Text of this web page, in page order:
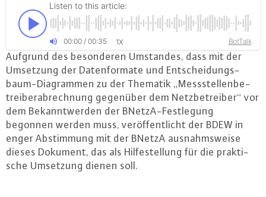
Listen to this article:
00:00/ 00:35 1X BotTalk
Aufgrund des be­son­de­ren Umstandes, dass mit der
Umsetzung der Da­ten­for­ma­te und Ent­schei­dungs­
baum-Dia­gram­men zu der Thematik „Mess­stel­len­be­
trei­be­r­ab­rech­nung gegenüber dem Netz­be­trei­ber“ vor
dem Be­kannt­wer­den der BNetzA-Fest­le­gung
begonnen werden muss, ver­öf­fent­licht der BDEW in
enger Ab­stim­mung mit der BNetzA aus­nahms­wei­se
dieses Dokument, das als Hil­fe­stel­lung für die prak­ti­
sche Umsetzung dienen soll.